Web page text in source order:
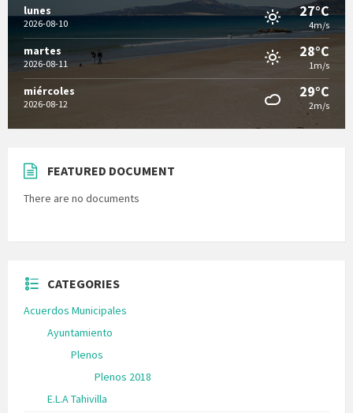
lunes
2026-08-10
27°C
4m/s
martes
2026-08-11
28°C
1m/s
miércoles
2026-08-12
29°C
2m/s
FEATURED DOCUMENT
There are no documents
CATEGORIES
Acuerdos Municipales
Ayuntamiento
Plenos
Plenos 2018
E.L.A Tahivilla